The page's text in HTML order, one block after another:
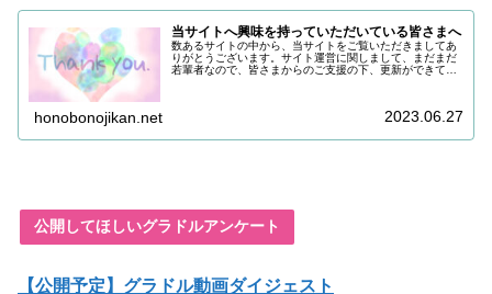
当サイトへ興味を持っていただいている皆さまへ
数あるサイトの中から、当サイトをご覧いただきましてあ
りがとうございます。サイト運営に関しまして、まだまだ
若輩者なので、皆さまからのご支援の下、更新ができてい
honobonojikan.net 2023.06.27
公開してほしいグラドルアンケート
【公開予定】グラドル動画ダイジェスト